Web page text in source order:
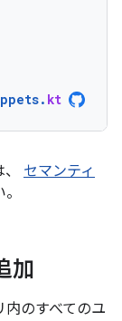
. kt
セマンティ
加
のすべてのユ